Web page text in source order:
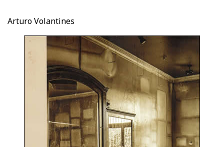
Arturo Volantines